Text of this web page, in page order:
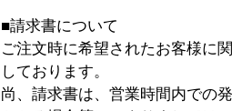
■請求書について
ご注文時に希望されたお客様に
しております。
尚、請求書は、営業時間内での